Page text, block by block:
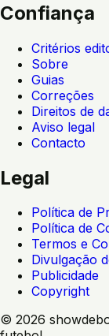
Confiança
Critérios
Sobre
Guias
Correções
Direitos de
Aviso legal
Contacto
Legal
Política de
Política de
Termos e
Divulgação
Publicidade
Copyright
© 2026